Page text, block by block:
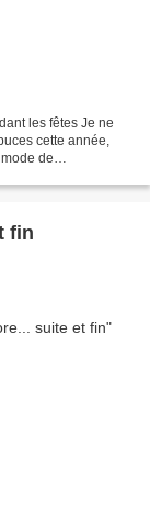
les fêtes Je ne
cette année,
de
fin